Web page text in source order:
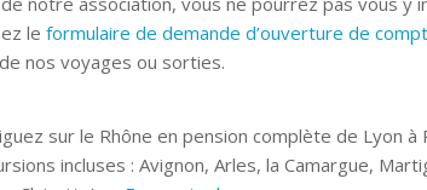
le formulaire de demande d’ouverture de
nos voyages ou sorties.
sur le Rhône en pension complète de Lyon
incluses : Avignon, Arles, la Camargue,